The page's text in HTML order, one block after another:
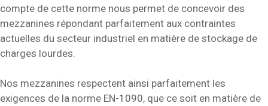
compte de cette norme nous permet de concevoir des
mezzanines répondant parfaitement aux contraintes
actuelles du secteur industriel en matière de stockage de
charges lourdes.
Nos mezzanines respectent ainsi parfaitement les
exigences de la norme EN-1090, que ce soit en matière de